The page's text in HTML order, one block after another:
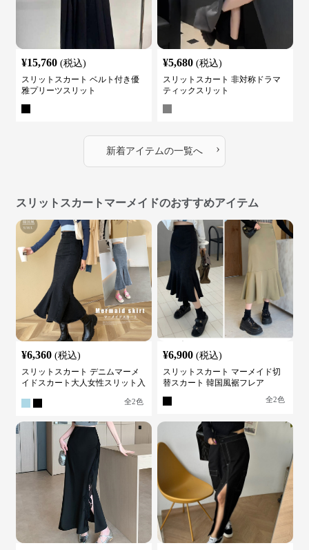
¥15,760 (税込)
スリットスカート ベルト付き優
雅プリーツスリット
¥5,680 (税込)
スリットスカート 非対称ドラマ
ティックスリット
新着アイテムの一覧へ ›
スリットスカートマーメイドのおすすめアイテム
¥6,360 (税込)
スリットスカート デニムマーメ
イドスカート大人女性スリット入
全2色
¥6,900 (税込)
スリットスカート マーメイド切
替スカート 韓国風裾フレア
全2色